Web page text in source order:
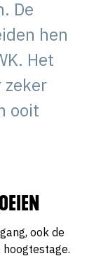
De
hen
Het
ooit
ook de